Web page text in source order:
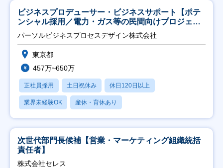
ビジネスプロデューサー・ビジネスサポート【ポテ
ンシャル採用／電力・ガス等の民間向けプロジェク
ト推進】
パーソルビジネスプロセスデザイン株式会社
東京都
457万~650万
正社員採用 土日祝休み 休日120日以上
業界未経験OK 産休・育休あり
次世代部門長候補【営業・マーケティング組織統括
責任者】
株式会社セレス